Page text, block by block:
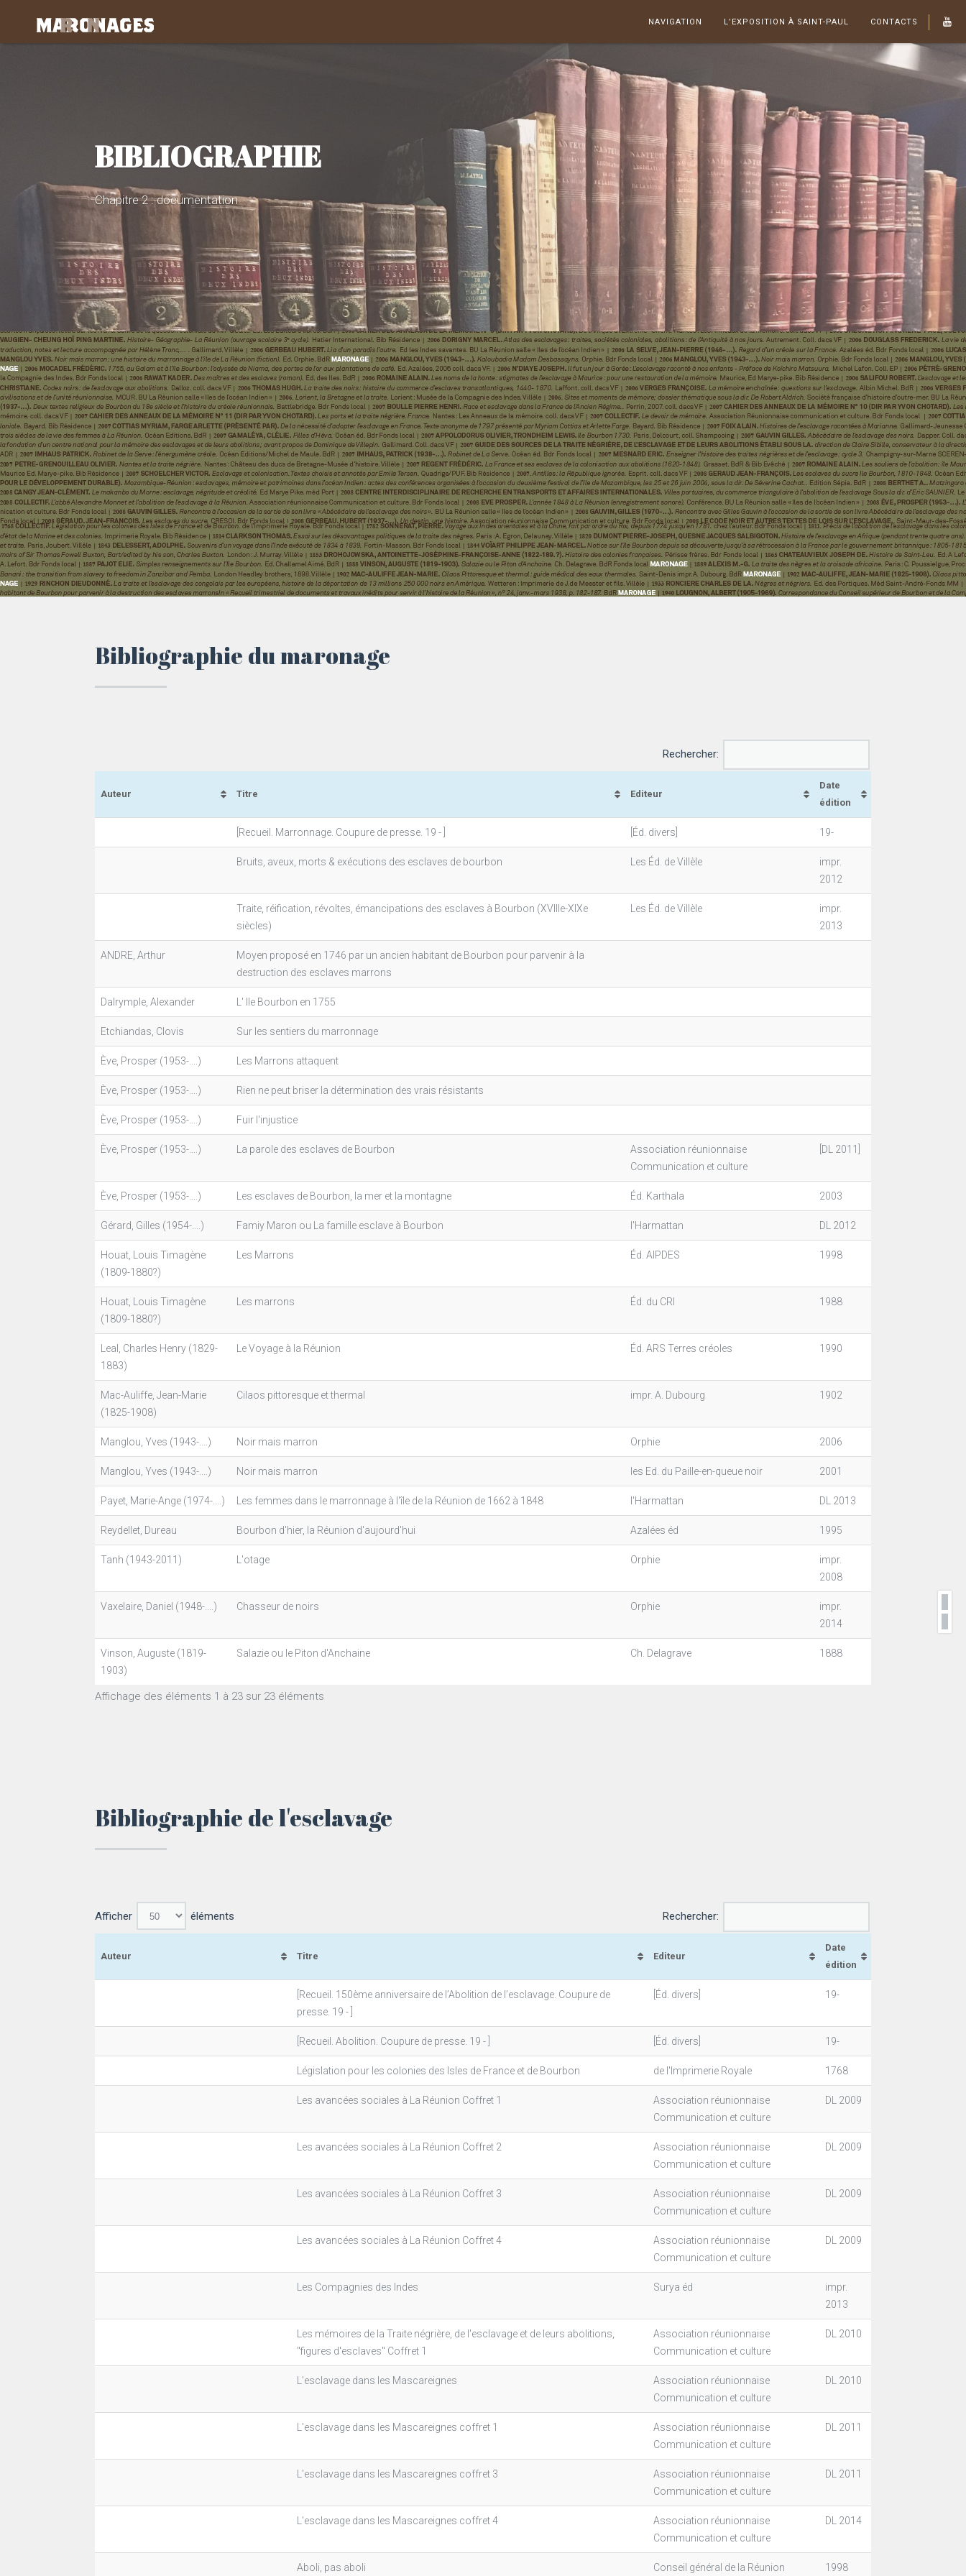
NAVIGATION L’EXPOSITION À SAINT-PAUL CONTACTS
BIBLIOGRAPHIE
Chapitre 2 : documentation
Bibliographie du maronage
Rechercher:
Auteur Titre Editeur
Date
édition
[Recueil. Marronnage. Coupure de presse. 19 - ] [Éd. divers] 19-
Bruits, aveux, morts & exécutions des esclaves de bourbon Les Éd. de Villèle
impr.
2012
Traite, réification, révoltes, émancipations des esclaves à Bourbon (XVIIIe-XIXe
siècles)
Les Éd. de Villèle
impr.
2013
ANDRE, Arthur
Moyen proposé en 1746 par un ancien habitant de Bourbon pour parvenir à la
destruction des esclaves marrons
Dalrymple, Alexander L' Ile Bourbon en 1755
Etchiandas, Clovis Sur les sentiers du marronnage
Ève, Prosper (1953-....) Les Marrons attaquent
Ève, Prosper (1953-....) Rien ne peut briser la détermination des vrais résistants
Ève, Prosper (1953-....) Fuir l'injustice
Ève, Prosper (1953-....) La parole des esclaves de Bourbon
Association réunionnaise
Communication et culture
[DL 2011]
Ève, Prosper (1953-....) Les esclaves de Bourbon, la mer et la montagne Éd. Karthala 2003
Gérard, Gilles (1954-....) Famiy Maron ou La famille esclave à Bourbon l'Harmattan DL 2012
Houat, Louis Timagène
(1809-1880?)
Les Marrons Éd. AIPDES 1998
Houat, Louis Timagène
(1809-1880?)
Les marrons Éd. du CRI 1988
Leal, Charles Henry (1829-
1883)
Le Voyage à la Réunion Éd. ARS Terres créoles 1990
Mac-Auliffe, Jean-Marie
(1825-1908)
Cilaos pittoresque et thermal impr. A. Dubourg 1902
Manglou, Yves (1943-....) Noir mais marron Orphie 2006
Manglou, Yves (1943-....) Noir mais marron les Ed. du Paille-en-queue noir 2001
Payet, Marie-Ange (1974-....) Les femmes dans le marronnage à l'île de la Réunion de 1662 à 1848 l'Harmattan DL 2013
Reydellet, Dureau Bourbon d'hier, la Réunion d'aujourd'hui Azalées éd 1995
Tanh (1943-2011) L'otage Orphie
impr.
2008
Vaxelaire, Daniel (1948-....) Chasseur de noirs Orphie
impr.
2014
Vinson, Auguste (1819-
1903)
Salazie ou le Piton d'Anchaine Ch. Delagrave 1888
Affichage des éléments 1 à 23 sur 23 éléments
Bibliographie de l'esclavage
Afficher éléments Rechercher:
Auteur Titre Editeur
Date
édition
[Recueil. 150ème anniversaire de l’Abolition de l’esclavage. Coupure de
presse. 19 - ]
[Éd. divers] 19-
[Recueil. Abolition. Coupure de presse. 19 - ] [Éd. divers] 19-
Législation pour les colonies des Isles de France et de Bourbon de l'Imprimerie Royale 1768
Les avancées sociales à La Réunion Coffret 1
Association réunionnaise
Communication et culture
DL 2009
Les avancées sociales à La Réunion Coffret 2
Association réunionnaise
Communication et culture
DL 2009
Les avancées sociales à La Réunion Coffret 3
Association réunionnaise
Communication et culture
DL 2009
Les avancées sociales à La Réunion Coffret 4
Association réunionnaise
Communication et culture
DL 2009
Les Compagnies des Indes Surya éd
impr.
2013
Les mémoires de la Traite négrière, de l'esclavage et de leurs abolitions,
"figures d'esclaves" Coffret 1
Association réunionnaise
Communication et culture
DL 2010
L'esclavage dans les Mascareignes
Association réunionnaise
Communication et culture
DL 2010
L'esclavage dans les Mascareignes coffret 1
Association réunionnaise
Communication et culture
DL 2011
L'esclavage dans les Mascareignes coffret 3
Association réunionnaise
Communication et culture
DL 2011
L'esclavage dans les Mascareignes coffret 4
Association réunionnaise
Communication et culture
DL 2014
Aboli, pas aboli Conseil général de la Réunion 1998